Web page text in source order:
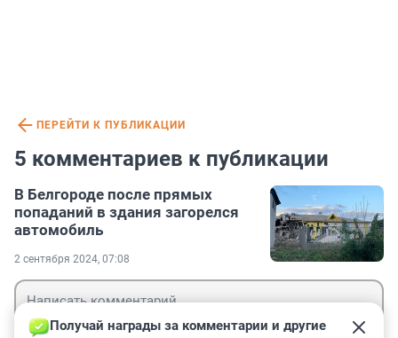
ПЕРЕЙТИ К ПУБЛИКАЦИИ
5 комментариев к публикации
В Белгороде после прямых
попаданий в здания загорелся
автомобиль
2 сентября 2024, 07:08
Получай награды за комментарии и другие